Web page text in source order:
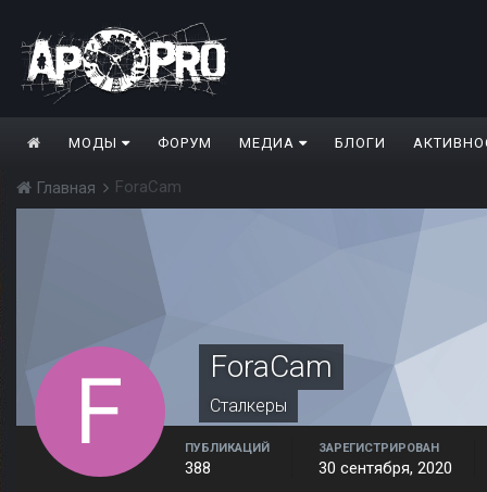
МОДЫ ФОРУМ МЕДИА БЛОГИ
Главная ForaCam
ForaCam
Сталкеры
ПУБЛИКАЦИЙ
388
ЗАРЕГИСТРИРОВАН
30 сентября, 2020